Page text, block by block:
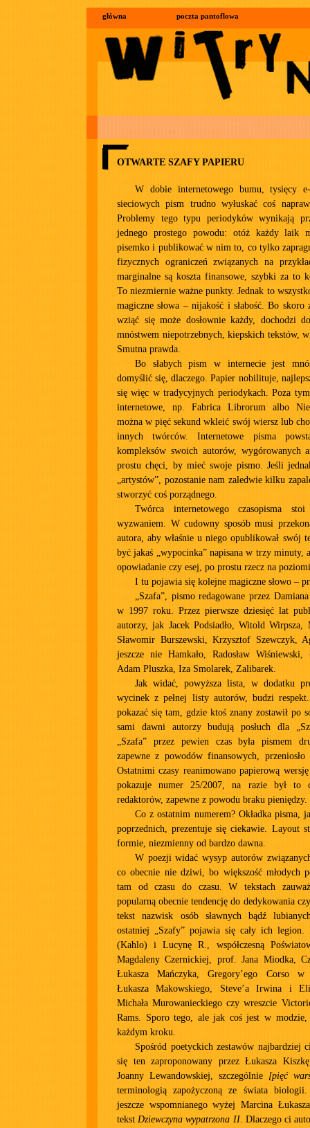
główna poczta pantoflowa
OTWARTE SZAFY PAPIERU
W dobie internetowego bumu, tysięcy
sieciowych pism trudno wyłuskać coś
Problemy tego typu periodyków wynikają
jednego prostego powodu: otóż każdy laik
pisemko i publikować w nim to, co tylko
fizycznych ograniczeń związanych na
marginalne są koszta finansowe, szybki za to
To niezmiernie ważne punkty. Jednak to
magiczne słowa – nijakość i słabość. Bo skoro
wziąć się może dosłownie każdy, dochodzi
mnóstwem niepotrzebnych, kiepskich tekstów,
Smutna prawda.
Bo słabych pism w internecie jest
domyślić się, dlaczego. Papier nobilituje,
się więc w tradycyjnych periodykach. Poza
internetowe, np. Fabrica Librorum albo
można w pięć sekund wkleić swój wiersz lub
innych twórców. Internetowe pisma
kompleksów swoich autorów, wygórowanych
prostu chęci, by mieć swoje pismo. Jeśli
„artystów”, pozostanie nam zaledwie kilku
stworzyć coś porządnego.
Twórca internetowego czasopisma
wyzwaniem. W cudowny sposób musi
autora, aby właśnie u niego opublikował swój
być jakaś „wypocinka” napisana w trzy minuty,
opowiadanie czy esej, po prostu rzecz na
I tu pojawia się kolejne magiczne słowo –
„Szafa”, pismo redagowane przez
w 1997 roku. Przez pierwsze dziesięć lat
autorzy, jak Jacek Podsiadło, Witold Wirpsza,
Sławomir Burszewski, Krzysztof Szewczyk,
jeszcze nie Hamkało, Radosław Wiśniewski,
Adam Pluszka, Iza Smolarek, Zalibarek.
Jak widać, powyższa lista, w dodatku
wycinek z pełnej listy autorów, budzi
pokazać się tam, gdzie ktoś znany zostawił po
sami dawni autorzy budują posłuch dla
„Szafa” przez pewien czas była pismem
zapewne z powodów finansowych,
Ostatnimi czasy reanimowano papierową
pokazuje numer 25/2007, na razie był to
redaktorów, zapewne z powodu braku pieniędzy.
Co z ostatnim numerem? Okładka pisma,
poprzednich, prezentuje się ciekawie. Layout
formie, niezmienny od bardzo dawna.
W poezji widać wysyp autorów
co obecnie nie dziwi, bo większość młodych
tam od czasu do czasu. W tekstach
popularną obecnie tendencję do dedykowania
tekst nazwisk osób sławnych bądź
ostatniej „Szafy” pojawia się cały ich
(Kahlo) i Lucynę R., współczesną
Magdaleny Czernickiej, prof. Jana Miodka,
Łukasza Mańczyka, Gregory’ego Corso
Łukasza Makowskiego, Steve’a Irwina i
Michała Murowanieckiego czy wreszcie
Rams. Sporo tego, ale jak coś jest w
każdym kroku.
Spośród poetyckich zestawów najbardziej
się ten zaproponowany przez Łukasza
Joanny Lewandowskiej, szczególnie [pięć
terminologią zapożyczoną ze świata
jeszcze wspomnianego wyżej Marcina
tekstDziewczyna wypatrzona II. Dlaczego ci